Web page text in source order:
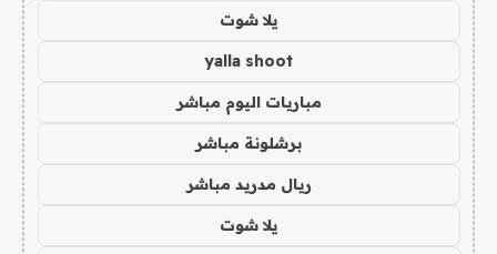
يلا شوت
yalla shoot
مباريات اليوم مباشر
برشلونة مباشر
ريال مدريد مباشر
يلا شوت